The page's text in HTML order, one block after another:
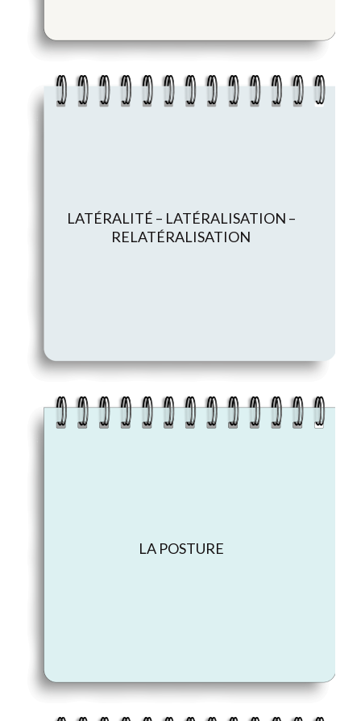
LATÉRALITÉ – LATÉRALISATION –
RELATÉRALISATION
LA POSTURE